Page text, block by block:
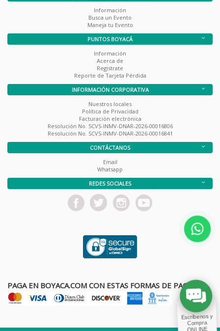
Información
Busca un Evento
Maneja tu Evento
PUNTOS BOYACÁ
Información
Acerca de
Registrate
Reporte de Tarjeta Pérdida
INFORMACIÓN CORPORATIVA
Nuestros locales
Política de Privacidad
Facturación electrónica
Resolución No. SCVS-INMV-DNAR-2026-00016806
Resolución No. SCVS-INMV-DNAR-2026-00016841
CONTÁCTANOS
Email
Whatsapp
REDES SOCIALES
PAGA EN BOYACA.COM CON ESTAS FORMAS DE PAGO